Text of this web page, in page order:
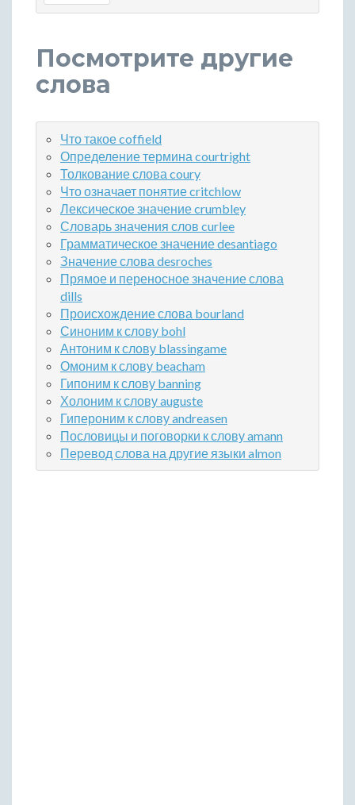
Посмотрите другие
слова
Что такое coffield
Определение термина courtright
Толкование слова coury
Что означает понятие critchlow
Лексическое значение crumbley
Словарь значения слов curlee
Грамматическое значение desantiago
Значение слова desroches
Прямое и переносное значение слова
dills
Происхождение слова bourland
Синоним к слову bohl
Антоним к слову blassingame
Омоним к слову beacham
Гипоним к слову banning
Холоним к слову auguste
Гипероним к слову andreasen
Пословицы и поговорки к слову amann
Перевод слова на другие языки almon